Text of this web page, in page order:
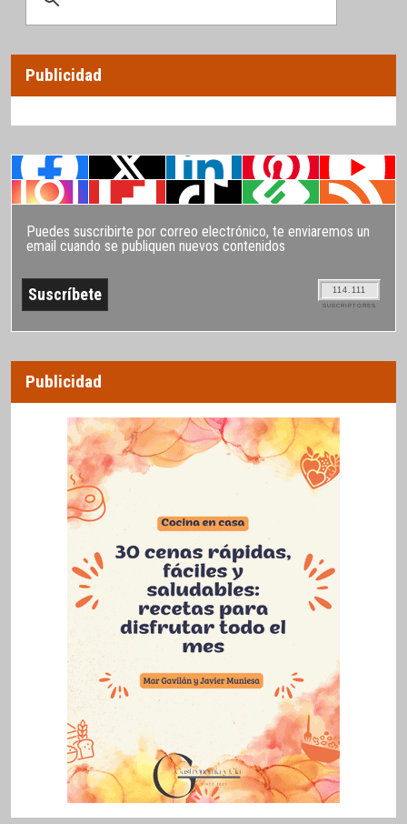
Publicidad
Puedes suscribirte por correo electrónico, te enviaremos un
email cuando se publiquen nuevos contenidos
114.111
SUSCRIPTORES
Publicidad